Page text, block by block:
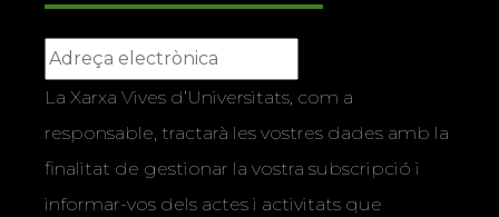
La Xarxa Vives d’Universitats, com a
responsable, tractarà les vostres dades amb la
finalitat de gestionar la vostra subscripció i
informar-vos dels actes i activitats que